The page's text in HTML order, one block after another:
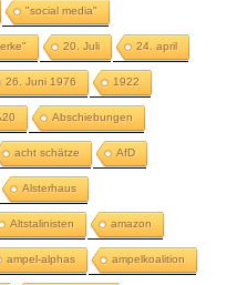
"social media"
20. Juli 24. april
26. Juni 1976 1922
Abschiebungen
acht schätze AfD
Alsterhaus
Altstalinisten amazon
ampel-alphas ampelkoalition